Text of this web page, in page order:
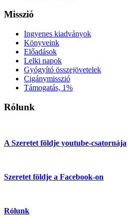
Misszió
Ingyenes kiadványok
Könyveink
Előadások
Lelki napok
Gyógyító összejövetelek
Cigánymisszió
Támogatás, 1%
Rólunk
A Szeretet földje youtube-csatornája
Szeretet földje a Facebook-on
Rólunk